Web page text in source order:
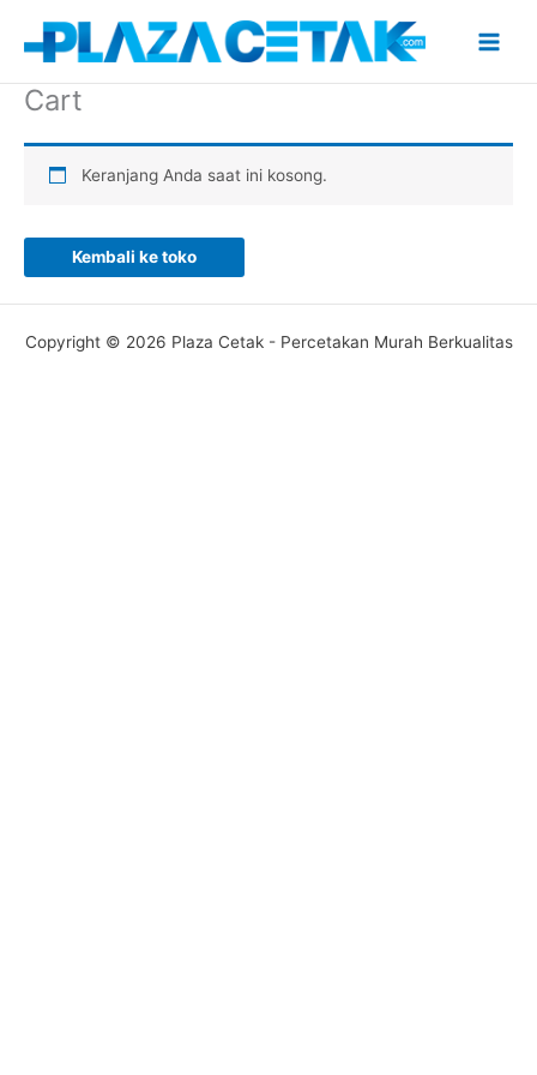
konten
Cart
Keranjang Anda saat ini kosong.
Kembali ke toko
Copyright © 2026 Plaza Cetak - Percetakan Murah Berkualitas